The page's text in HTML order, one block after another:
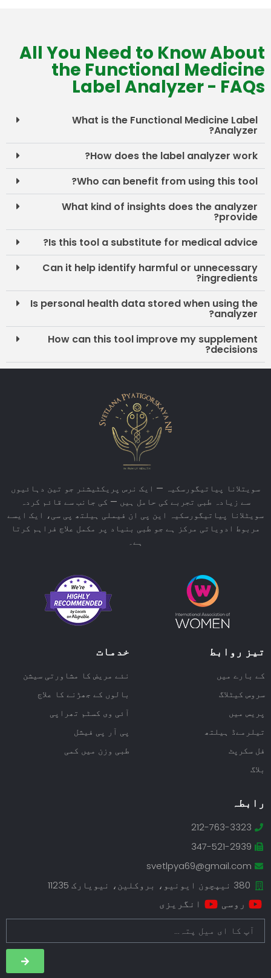
All You Need to Know About
the Functional Medicine
Label Analyzer - FAQs
What is the Functional Medicine Label
Analyzer?
How does the label analyzer work?
Who can benefit from using this tool?
What kind of insights does the analyzer
provide?
Is this tool a substitute for medical advice?
Can it help identify harmful or unnecessary
ingredients?
Is personal health data stored when using the
analyzer?
How can this tool improve my supplement
decisions?
سویتلانا پیاتیگورسکیہ — ایک نرس پریکٹیشنر جو تین دہائیوں
سے زیادہ طبی تجربے کی حامل ہیں — کی جانب سے قائم کردہ
سویٹلانا پیاتیگورسکیہ این پی ان فیملی ہیلتھ پی سی، ایک ایسے
مربوط ادویاتی مرکز ہے جو طبی بنیاد پر مکمل علاج فراہم کرتا
ہے۔
تیز روابط
کے بارے میں
سروس کیٹلاگ
پریس میں
تیلرمےڈ ہیلتھ
فل سکرپٹ
بلاگ
خدمات
نئے مریض کا مشاورتی سیشن
بالوں کے جھڑنے کا علاج
آئی وی کسٹم تھراپی
پی آر پی فیشل
طبی وزن میں کمی
رابطہ
212-763-3323
347-521-2939
svetlpya69@gmail.com
380 نیپچون ایونیو، بروکلین، نیویارک 11235
روسی انگریزی